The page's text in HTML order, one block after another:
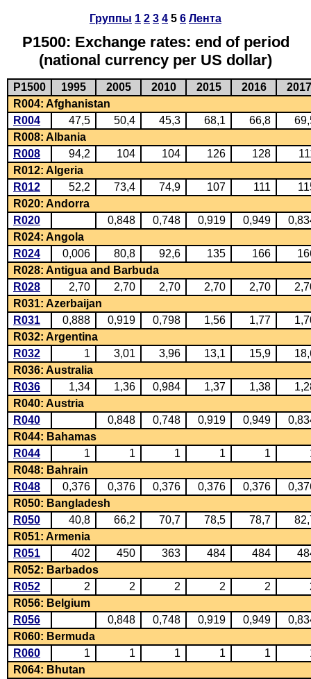
Группы 1 2 3 4 5 6 Лента
P1500: Exchange rates: end of period
(national currency per US dollar)
P1500 1995 2005 2010 2015 2016
2017
R004: Afghanistan
R004
47,5 50,4 45,3 68,1 66,8
R008: Albania
R008
94,2 104 104 126 128
R012: Algeria
R012
52,2 73,4 74,9 107 111
R020: Andorra
R020
0,848 0,748 0,919 0,949
R024: Angola
R024
0,006 80,8 92,6 135 166
R028: Antigua and Barbuda
R028
2,70 2,70 2,70 2,70 2,70
R031: Azerbaijan
R031
0,888 0,919 0,798 1,56 1,77
R032: Argentina
R032
1 3,01 3,96 13,1 15,9
R036: Australia
R036
1,34 1,36 0,984 1,37 1,38
R040: Austria
R040
0,848 0,748 0,919 0,949
R044: Bahamas
R044
1 1 1 1 1
R048: Bahrain
R048
0,376 0,376 0,376 0,376 0,376
R050: Bangladesh
R050
40,8 66,2 70,7 78,5 78,7
R051: Armenia
R051
402 450 363 484 484
R052: Barbados
R052
2 2 2 2 2
R056: Belgium
R056
0,848 0,748 0,919 0,949
R060: Bermuda
R060
1 1 1 1 1
R064: Bhutan